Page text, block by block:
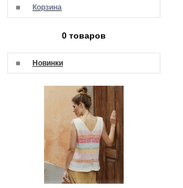
Корзина
0 товаров
Новинки